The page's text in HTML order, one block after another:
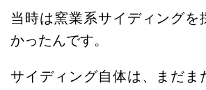
当時は窯業系サイディングを
かったんです。
サイディング自体は、まだま